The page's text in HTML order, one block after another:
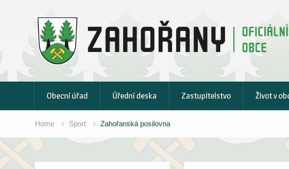
Obecní úřad Úřední deska Zastupitelstvo Život v
Home Sport Zahořanská posilovna